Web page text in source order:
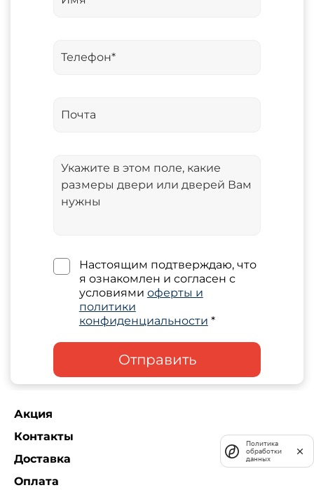
Настоящим подтверждаю, что
я ознакомлен и согласен с
условиями оферты и
политики
конфиденциальности *
Отправить
Акция
Контакты
Доставка
Оплата
Политика
обработки
данных